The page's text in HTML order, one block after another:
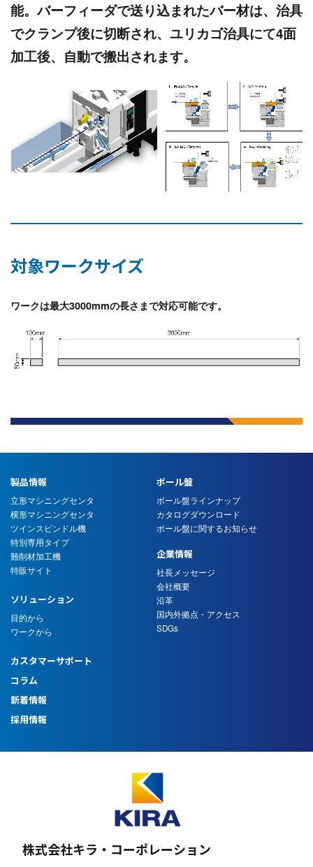
能。バーフィーダで送り込まれたバー材は、治具
でクランプ後に切断され、ユリカゴ治具にて4面
加工後、自動で搬出されます。
対象ワークサイズ
ワークは最大3000mmの長さまで対応可能です。
製品情報
立形マシニングセンタ
横形マシニングセンタ
ツインスピンドル機
特別専用タイプ
難削材加工機
特販サイト
ボール盤
ボール盤ラインナップ
カタログダウンロード
ボール盤に関するお知らせ
ソリューション
目的から
ワークから
企業情報
社長メッセージ
会社概要
沿革
国内外拠点・アクセス
SDGs
カスタマーサポート
コラム
新着情報
採用情報
株式会社キラ・コーポレーション